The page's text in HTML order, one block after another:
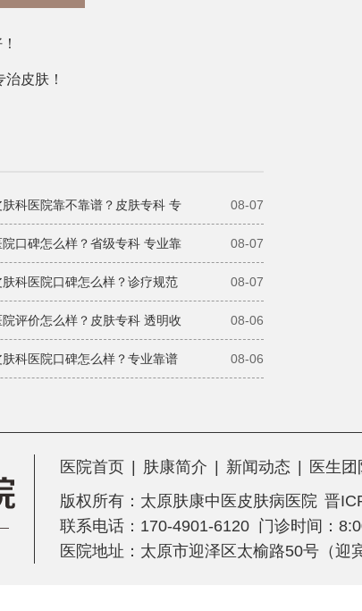
皮肤！
科医院靠不靠谱？皮肤专科 专 08-07
口碑怎么样？省级专科 专业靠 08-07
科医院口碑怎么样？诊疗规范 08-07
评价怎么样？皮肤专科 透明收 08-06
科医院口碑怎么样？专业靠谱 08-06
医院首页 | 肤康简介 | 新闻动态 | 医生团
版权所有： 太原肤康中医皮肤病医院 晋
联系电话：170-4901-6120 门诊时间：
医院地址：太原市迎泽区太榆路50号（迎